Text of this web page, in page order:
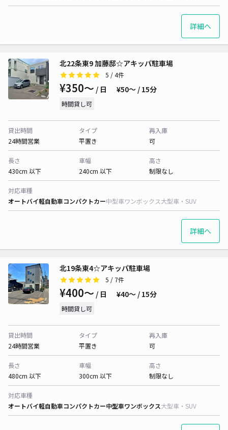
詳細へ
北22条東9 加藤邸☆アキッパ駐車場
5 / 4件
¥350〜 / 日 ¥50〜 / 15分
時間貸し可
貸出時間
24時間営業
タイプ
平置き
再入庫
可
長さ
430cm 以下
車幅
240cm 以下
高さ
制限なし
対応車種
オートバイ軽自動車コンパクトカー中型車ワンボックス大型車・SUV
詳細へ
北19条東4☆アキッパ駐車場
5 / 7件
¥400〜 / 日 ¥40〜 / 15分
時間貸し可
貸出時間
24時間営業
タイプ
平置き
再入庫
可
長さ
480cm 以下
車幅
300cm 以下
高さ
制限なし
対応車種
オートバイ軽自動車コンパクトカー中型車ワンボックス大型車・SUV